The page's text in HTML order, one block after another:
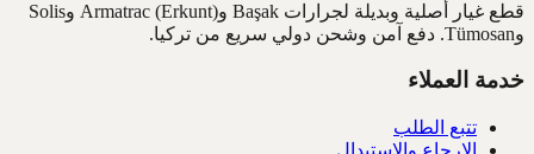
قطع غيار أصلية وبديلة لجرارات Başak وArmatrac (Erkunt) وSolis
وTümosan. دفع آمن وشحن دولي سريع من تركيا.
خدمة العملاء
تتبع الطلب
الإرجاع والاستبدال